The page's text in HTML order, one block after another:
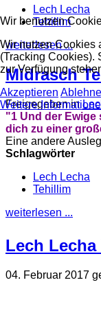
Lech Lecha
Tehillim
weiterlesen ...
Midrasch
Freigegeben in
"1 Und der Ewige
dich zu einer
Eine andere
Schlagwörter
Lech Lecha
Tehillim
weiterlesen ...
Lech
04. Februar 2017
Wir benutzen
Wir nutzen Cookies
(Tracking Cookies).
zur Verfügung
Akzeptieren
Weitere